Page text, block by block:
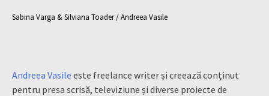
Sabina Varga & Silviana Toader / Andreea Vasile
Andreea Vasile este freelance writer și creează conținut
pentru presa scrisă, televiziune și diverse proiecte de